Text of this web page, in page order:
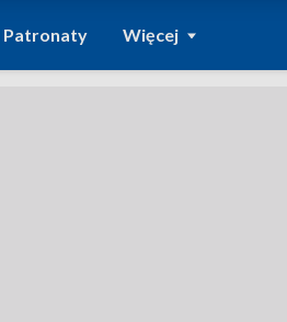
Patronaty Więcej